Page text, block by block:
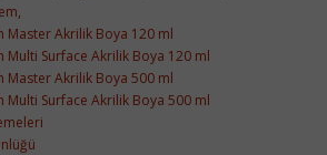
Master Akrilik Boya 120 ml
Multi Surface Akrilik Boya 120 ml
Master Akrilik Boya 500 ml
Multi Surface Akrilik Boya 500 ml